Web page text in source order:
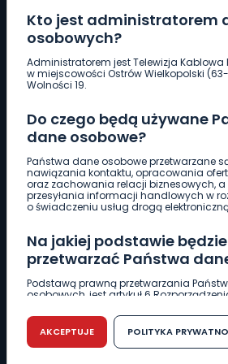
Kto jest administratorem
osobowych?
Administratorem jest Telewizja Kablowa
w miejscowości Ostrów Wielkopolski
Wolności 19.
Do czego będą używane
dane osobowe?
Państwa dane osobowe przetwarzane
nawiązania kontaktu, opracowania
oraz zachowania relacji biznesowych, a
przesyłania informacji handlowych w
o świadczeniu usług drogą
Na jakiej podstawie
przetwarzać Państwa
Podstawą prawną przetwarzania
osobowych, jest artykuł 6
r. w sprawie ochrony osób fizycznych w
przetwarzaniem danych osobowych w
swobodnego przepływu takich danych
dyrektywy 95/46/WE (RODO).
AKCEPTUJE POLITYKA
Pobierz logotyp
661 997 997
REDAKCJA
62 735 22 22
DZIAŁ REKLAMY
62 735 01 85
WIADOMOŚCI
CIEKAWOSTKI